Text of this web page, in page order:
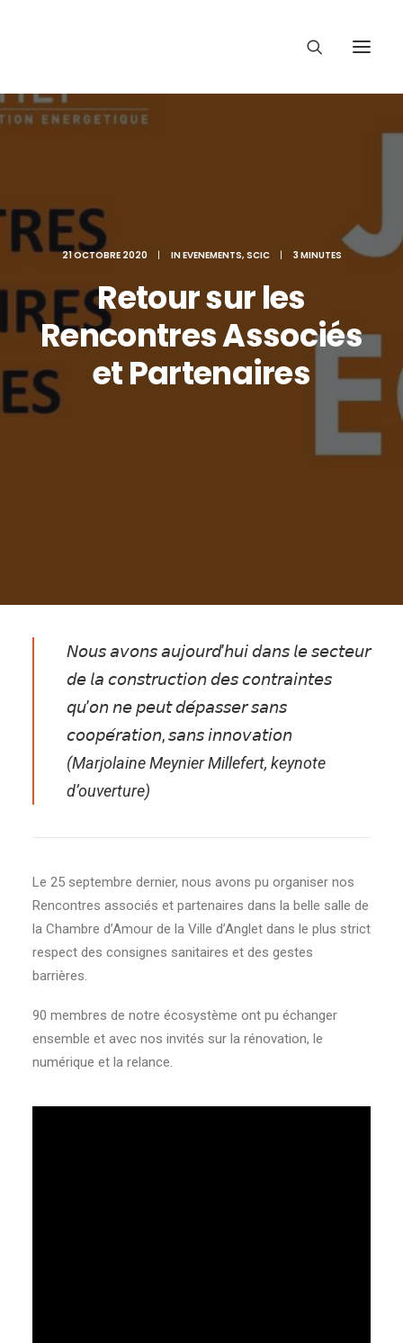
21 OCTOBRE 2020 | INEVENEMENTS, SCIC | 3 MINUTES
Retour sur les
Rencontres Associés
et Partenaires
𝘕𝘰𝘶𝘴 𝘢𝘷𝘰𝘯𝘴 𝘢𝘶𝘫𝘰𝘶𝘳𝘥’𝘩𝘶𝘪 𝘥𝘢𝘯𝘴 𝘭𝘦 𝘴𝘦𝘤𝘵𝘦𝘶𝘳
𝘥𝘦 𝘭𝘢 𝘤𝘰𝘯𝘴𝘵𝘳𝘶𝘤𝘵𝘪𝘰𝘯 𝘥𝘦𝘴 𝘤𝘰𝘯𝘵𝘳𝘢𝘪𝘯𝘵𝘦𝘴
𝘲𝘶’𝘰𝘯 𝘯𝘦 𝘱𝘦𝘶𝘵 𝘥𝘦́𝘱𝘢𝘴𝘴𝘦𝘳 𝘴𝘢𝘯𝘴
𝘤𝘰𝘰𝘱𝘦́𝘳𝘢𝘵𝘪𝘰𝘯, 𝘴𝘢𝘯𝘴 𝘪𝘯𝘯𝘰𝘷𝘢𝘵𝘪𝘰𝘯
(Marjolaine Meynier Millefert, keynote
d’ouverture)
Le 25 septembre dernier, nous avons pu organiser nos
Rencontres associés et partenaires dans la belle salle de
la Chambre d’Amour de la Ville d’Anglet dans le plus strict
respect des consignes sanitaires et des gestes
barrières.
90 membres de notre écosystème ont pu échanger
ensemble et avec nos invités sur la rénovation, le
numérique et la relance.